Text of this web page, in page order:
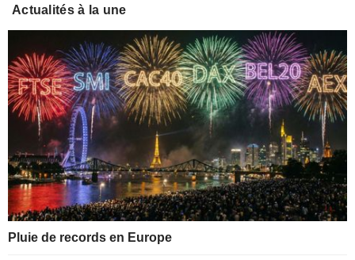
Actualités à la une
Pluie de records en Europe